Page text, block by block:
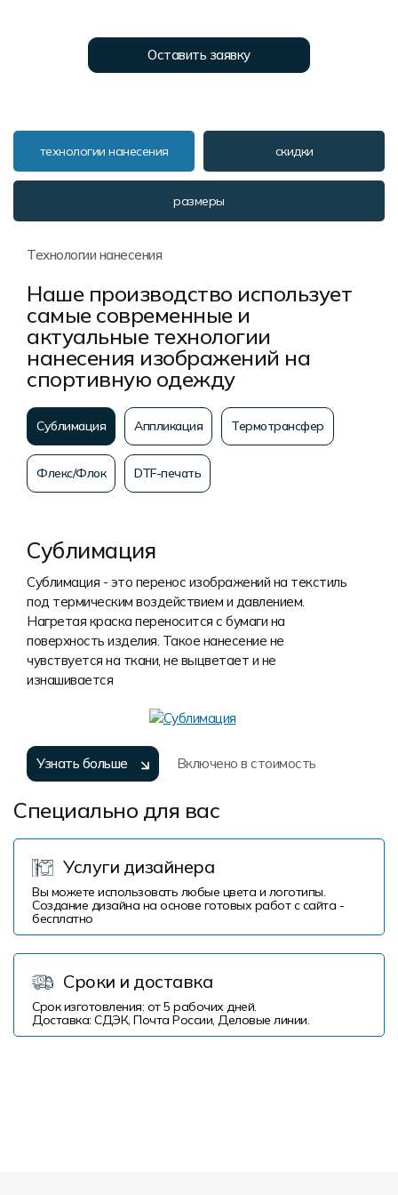
Оставить заявку
технологии нанесения скидки
размеры
Технологии нанесения
Наше производство использует
самые современные и
актуальные технологии
нанесения изображений на
спортивную одежду
Сублимация Аппликация Термотрансфер
Флекс/Флок DTF-печать
Сублимация
Сублимация - это перенос изображений на текстиль
под термическим воздействием и давлением.
Нагретая краска переносится с бумаги на
поверхность изделия. Такое нанесение не
чувствуется на ткани, не выцветает и не
изнашивается
Узнать больше Включено в стоимость
Специально для вас
Услуги дизайнера
Вы можете использовать любые цвета и логотипы.
Создание дизайна на основе готовых работ с сайта -
бесплатно
Сроки и доставка
Срок изготовления: от 5 рабочих дней.
Доставка: СДЭК, Почта России, Деловые линии.
Распродажа
Реквизиты
Пользовательское соглашение